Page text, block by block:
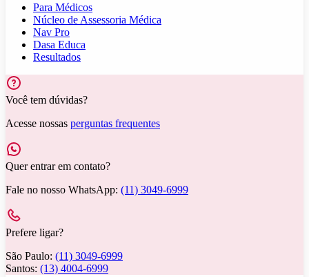
Para Médicos
Núcleo de Assessoria Médica
Nav Pro
Dasa Educa
Resultados
Você tem dúvidas?
Acesse nossas perguntas frequentes
Quer entrar em contato?
Fale no nosso WhatsApp: (11) 3049-6999
Prefere ligar?
São Paulo: (11) 3049-6999
Santos: (13) 4004-6999